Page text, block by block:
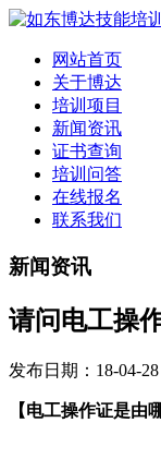
网站首页
关于博达
培训项目
新闻资讯
证书查询
培训问答
在线报名
联系我们
新闻资讯
请问电工操
发布日期：18-04-
【电工操作证是由